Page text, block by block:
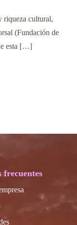
riqueza cultural,
(Fundación de
esta […]
frecuentes